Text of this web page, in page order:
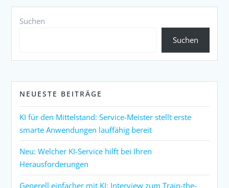
Suchen
Suchen
NEUESTE BEITRÄGE
KI für den Mittelstand: Service-Meister stellt erste
smarte Anwendungen lauffähig bereit
Neu: Welcher KI-Service hilft bei Ihren
Herausforderungen
Generell einfacher mit KI: Interview zum Train-the-